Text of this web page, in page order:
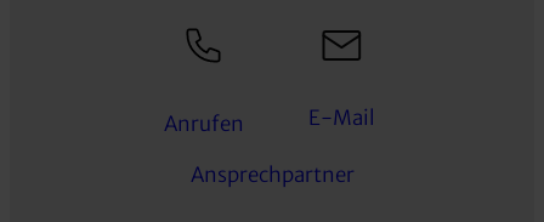
Anrufen E-Mail
Ansprechpartner